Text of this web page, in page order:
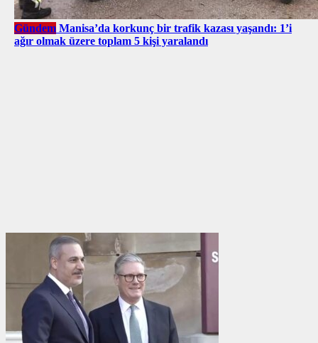
Gündem Manisa’da korkunç bir trafik kazası yaşandı: 1’i
ağır olmak üzere toplam 5 kişi yaralandı